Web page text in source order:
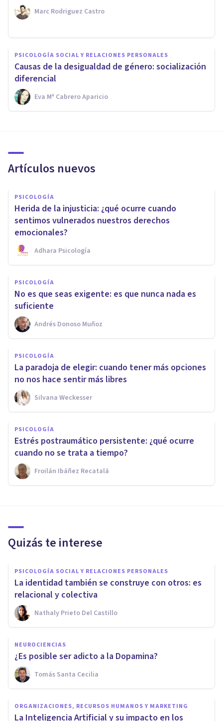
Marc Rodriguez Castro
PSICOLOGÍA SOCIAL Y RELACIONES PERSONALES
Causas de la desigualdad de género: socialización
diferencial
Eva Mª Cabrero Aparicio
Artículos nuevos
PSICOLOGÍA
Herida de la injusticia: ¿qué ocurre cuando
sentimos vulnerados nuestros derechos
emocionales?
Adhara Psicología
PSICOLOGÍA
No es que seas exigente: es que nunca nada es
suficiente
Andrés Donoso Muñoz
PSICOLOGÍA
La paradoja de elegir: cuando tener más opciones
no nos hace sentir más libres
Silvana Weckesser
PSICOLOGÍA
Estrés postraumático persistente: ¿qué ocurre
cuando no se trata a tiempo?
Froilán Ibáñez Recatalá
Quizás te interese
PSICOLOGÍA SOCIAL Y RELACIONES PERSONALES
La identidad también se construye con otros: es
relacional y colectiva
Nathaly Prieto Del Castillo
NEUROCIENCIAS
¿Es posible ser adicto a la Dopamina?
Tomás Santa Cecilia
ORGANIZACIONES, RECURSOS HUMANOS Y MARKETING
La Inteligencia Artificial y su impacto en los